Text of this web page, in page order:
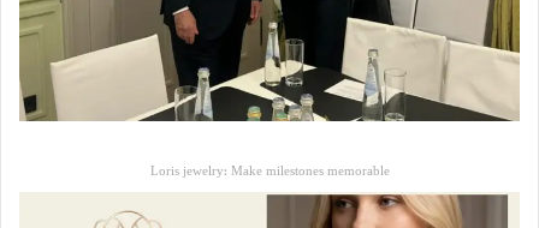
Loris jewelry: Make milestones memorable